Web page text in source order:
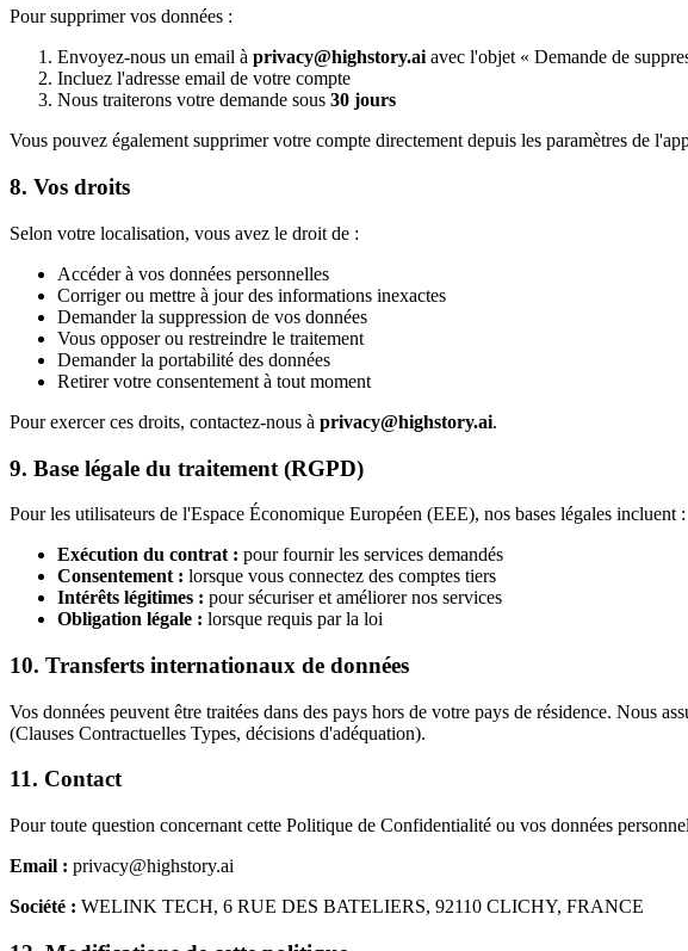
Pour supprimer vos données :
Envoyez-nous un email à privacy@highstory.aiavec l'objet « Demande de
Incluez l'adresse email de votre compte
Nous traiterons votre demande sous 30 jours
Vous pouvez également supprimer votre compte directement depuis les paramètres de
8. Vos droits
Selon votre localisation, vous avez le droit de :
Accéder à vos données personnelles
Corriger ou mettre à jour des informations inexactes
Demander la suppression de vos données
Vous opposer ou restreindre le traitement
Demander la portabilité des données
Retirer votre consentement à tout moment
Pour exercer ces droits, contactez-nous à privacy@highstory.ai.
9. Base légale du traitement (RGPD)
Pour les utilisateurs de l'Espace Économique Européen (EEE), nos bases légales incluent :
Exécution du contrat : pour fournir les services demandés
Consentement : lorsque vous connectez des comptes tiers
Intérêts légitimes : pour sécuriser et améliorer nos services
Obligation légale : lorsque requis par la loi
10. Transferts internationaux de données
Vos données peuvent être traitées dans des pays hors de votre pays de résidence. Nous
(Clauses Contractuelles Types, décisions d'adéquation).
11. Contact
Pour toute question concernant cette Politique de Confidentialité ou vos données
Email : privacy@highstory.ai
Société : WELINK TECH, 6 RUE DES BATELIERS, 92110 CLICHY, FRANCE